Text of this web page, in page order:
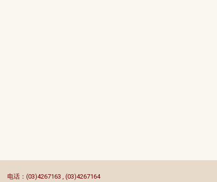
电话：(03)4267163 , (03)4267164